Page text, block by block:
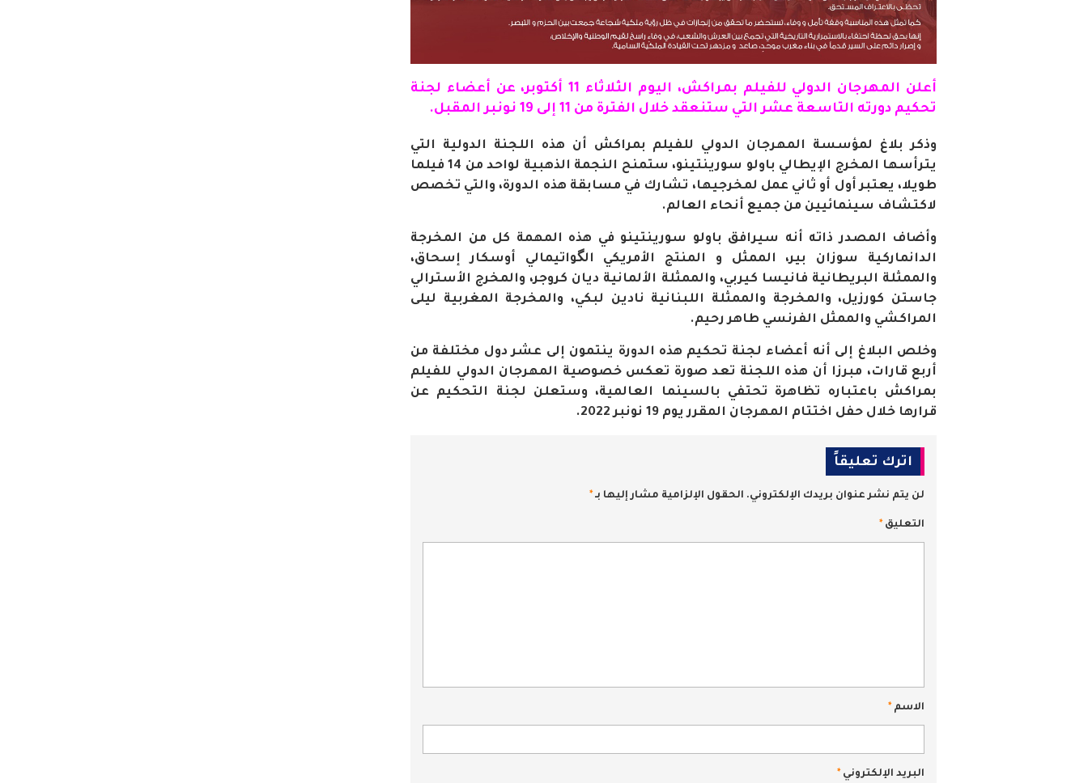
أعلن المهرجان الدولي للفيلم بمراكش، اليوم الثلاثاء 11 أكتوبر، عن أعضاء
لجنة
تحكيم دورته التاسعة عشر التي ستنعقد خلال الفترة من 11 إلى 19 نونبر المقبل
.
وذكر بلاغ لمؤسسة المهرجان الدولي للفيلم بمراكش أن هذه اللجنة الدولية التي
يترأسها المخرج الإيطالي باولو سورينتينو، ستمنح النجمة الذهبية لواحد من 14 فيلما
طويلا، يعتبر أول أو ثاني عمل لمخرجيها، تشارك في مسابقة هذه الدورة، والتي تخصص
لاكتشاف سينمائيين من جميع أنحاء العالم.
وأضاف المصدر ذاته أنه سيرافق باولو سورينتينو في هذه المهمة كل من المخرجة
الدانماركية سوزان بير، الممثل و المنتج الأمريكي الگواتيمالي أوسكار إسحاق،
والممثلة البريطانية فانيسا كيربي، والممثلة الألمانية ديان كروجر، والمخرج الأسترالي
جاستن كورزيل، والمخرجة والممثلة اللبنانية نادين لبكي، والمخرجة المغربية ليلى
المراكشي والممثل الفرنسي طاهر رحيم.
وخلص البلاغ إلى أنه أعضاء لجنة تحكيم هذه الدورة ينتمون إلى عشر دول مختلفة من
أربع قارات، مبرزا أن هذه اللجنة تعد صورة تعكس خصوصية المهرجان الدولي للفيلم
بمراكش باعتباره تظاهرة تحتفي بالسينما العالمية، وستعلن لجنة التحكيم عن
قرارها خلال حفل اختتام المهرجان المقرر يوم 19 نونبر 2022
.
اترك تعليقاً
لن يتم نشر عنوان بريدك الإلكتروني. الحقول الإلزامية مشار إليها بـ *
التعليق *
الاسم *
البريد الإلكتروني *